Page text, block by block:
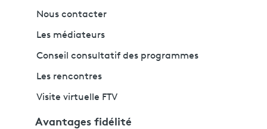
Nous contacter
Les médiateurs
Conseil consultatif des programmes
Les rencontres
Visite virtuelle FTV
Avantages fidélité